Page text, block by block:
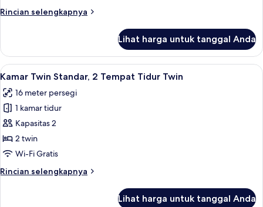
Tidur
Rincian selengkapnya
Rincian
Kamar
Standar,
1
Tidur
King
Lihat harga untuk tanggal Anda
Lihat
semua
foto
untuk
Kamar
Twin
Standar,
Tempat
Kamar Twin Standar, 2 Tempat
4
Kamar Twin Standar, 2 Tempat Tidur Twin
16 meter persegi
1 kamar tidur
Kapasitas 2
2 twin
Wi-Fi Gratis
Rincian selengkapnya
Rincian
Lihat harga untuk tanggal Anda